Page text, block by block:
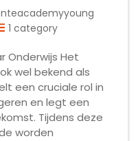
1 category
Onderwijs Het
wel bekend als
een cruciale rol in
en legt een
Tijdens deze
worden